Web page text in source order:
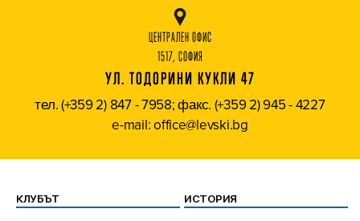
ЦЕНТРАЛЕН ОФИС
1517, СОФИЯ
УЛ. ТОДОРИНИ КУКЛИ 47
тел. (+359 2) 847 - 7958; факс. (+359 2) 945 - 4227
e-mail: office@levski.bg
КЛУБЪТ ИСТОРИЯ